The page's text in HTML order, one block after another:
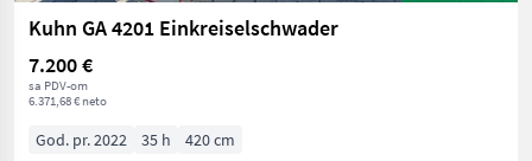
Kuhn GA 4201 Einkreiselschwader
7.200 €
sa PDV-om
6.371,68 € neto
God. pr. 2022 35 h
420 cm